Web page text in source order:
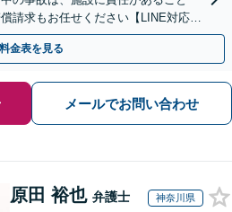
請求もお任せください【LINE対応
エリア対応】
料金表を見る
メールでお問い合わせ
原田 裕也 弁護士 神奈川県